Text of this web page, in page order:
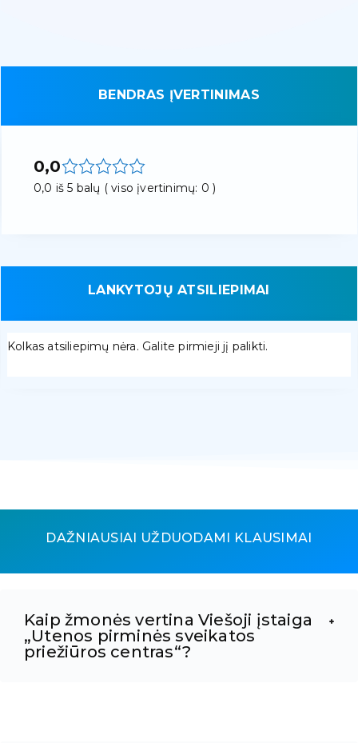
BENDRAS ĮVERTINIMAS
0,0
0,0 iš 5 balų ( viso įvertinimų: 0 )
LANKYTOJŲ ATSILIEPIMAI
Kolkas atsiliepimų nėra. Galite pirmieji jį palikti.
DAŽNIAUSIAI UŽDUODAMI KLAUSIMAI
Kaip žmonės vertina Viešoji įstaiga
„Utenos pirminės sveikatos
priežiūros centras“?